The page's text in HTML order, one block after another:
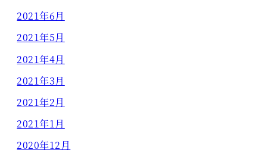
2021年6月
2021年5月
2021年4月
2021年3月
2021年2月
2021年1月
2020年12月